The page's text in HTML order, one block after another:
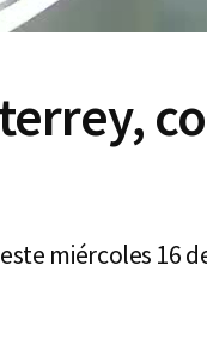
miércoles 16